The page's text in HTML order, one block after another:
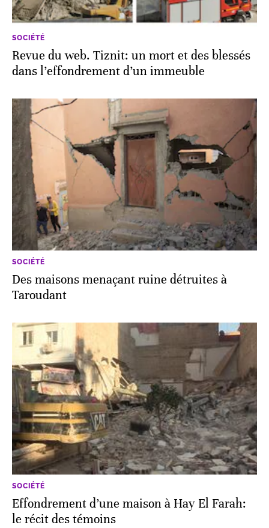
SOCIÉTÉ
Revue du web. Tiznit: un mort et des blessés
dans l’effondrement d’un immeuble
SOCIÉTÉ
Des maisons menaçant ruine détruites à
Taroudant
SOCIÉTÉ
Effondrement d’une maison à Hay El Farah:
le récit des témoins